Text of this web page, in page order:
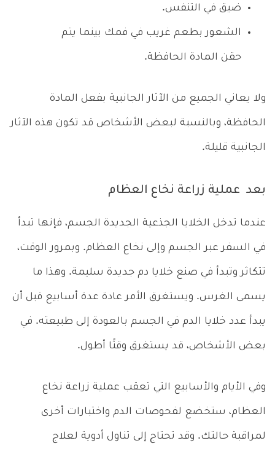
ضيق في التنفس.
الشعور بطعم غريب في فمك بينما يتم
حقن المادة الحافظة.
ولا يعاني الجميع من الآثار الجانبية بفعل المادة
الحافظة، وبالنسبة لبعض الأشخاص قد تكون هذه الآثار
الجانبية قليلة.
بعد عملية زراعة نخاع العظام
عندما تدخل الخلايا الجذعية الجديدة الجسم، فإنها تبدأ
في السفر عبر الجسم وإلى نخاع العظام. وبمرور الوقت،
تتكاثر وتبدأ في صنع خلايا دم جديدة سليمة. وهذا ما
يسمى الغرس. ويستغرق الأمر عادة عدة أسابيع قبل أن
يبدأ عدد خلايا الدم في الجسم بالعودة إلى طبيعته. في
بعض الأشخاص، قد يستغرق وقتًا أطول.
وفي الأيام والأسابيع التي تعقب عملية زراعة نخاع
العظام، ستخضع لفحوصات الدم واختبارات أخرى
لمراقبة حالتك. وقد تحتاج إلى تناول أدوية لعلاج